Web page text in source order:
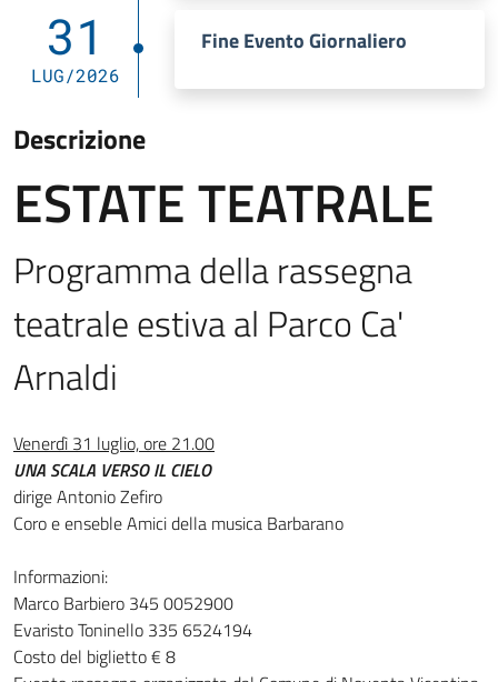
31
LUG/2026
Fine Evento Giornaliero
Descrizione
ESTATE TEATRALE
Programma della rassegna
teatrale estiva al Parco Ca'
Arnaldi
Venerdì 31 luglio, ore 21.00
UNA SCALA VERSO IL CIELO
dirige Antonio Zefiro
Coro e enseble Amici della musica Barbarano
Informazioni:
Marco Barbiero 345 0052900
Evaristo Toninello 335 6524194
Costo del biglietto € 8